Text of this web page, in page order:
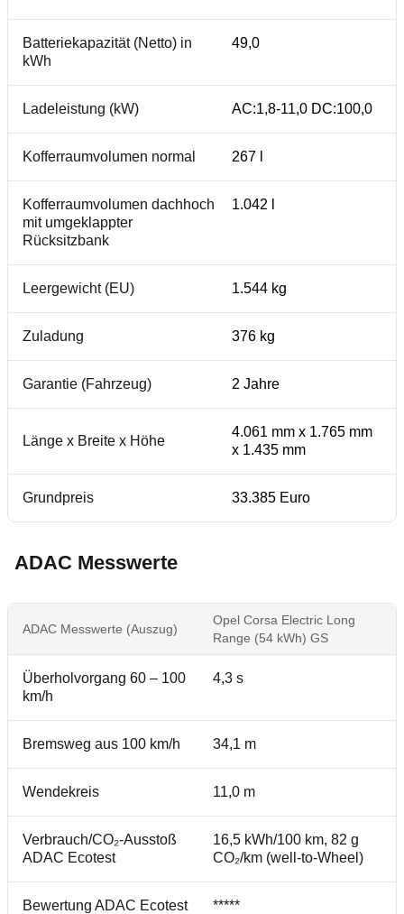
Batteriekapazität (Netto) in
kWh
49,0
Ladeleistung (kW) AC:1,8-11,0 DC:100,0
Kofferraumvolumen normal 267 l
Kofferraumvolumen dachhoch
mit umgeklappter
Rücksitzbank
1.042 l
Leergewicht (EU) 1.544 kg
Zuladung 376 kg
Garantie (Fahrzeug) 2 Jahre
Länge x Breite x Höhe
4.061 mm x 1.765 mm
x 1.435 mm
Grundpreis 33.385 Euro
ADAC Messwerte
ADAC Messwerte (Auszug)
Opel Corsa Electric Long
Range (54 kWh) GS
Überholvorgang 60 – 100
km/h
4,3 s
Bremsweg aus 100 km/h 34,1 m
Wendekreis 11,0 m
Verbrauch/CO₂-Ausstoß
ADAC Ecotest
16,5 kWh/100 km, 82 g
CO₂/km (well-to-Wheel)
Bewertung ADAC Ecotest
*****